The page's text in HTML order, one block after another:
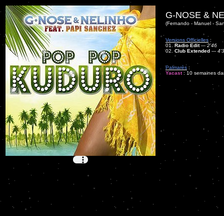
G-NOSE &
(Fernando - Manuel -
Versions Officielles :
01. Radio Edit---2'46
02. Club Extended ---
Palmarès :
Yacast: 10 semaines